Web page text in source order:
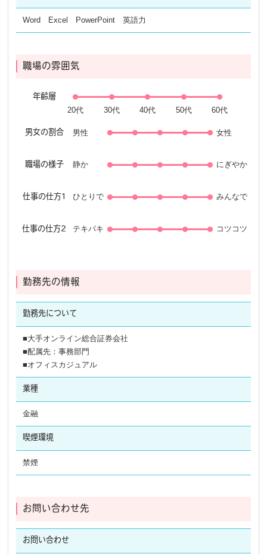
Word Excel PowerPoint 英語力
職場の雰囲気
年齢層
男女の割合 男性 女性
職場の様子 静か にぎやか
仕事の仕方1 ひとりで みんなで
仕事の仕方2 テキパキ コツコツ
勤務先の情報
勤務先について
■大手オンライン総合証券会社
■配属先：事務部門
■オフィスカジュアル
業種
金融
喫煙環境
禁煙
お問い合わせ先
お問い合わせ